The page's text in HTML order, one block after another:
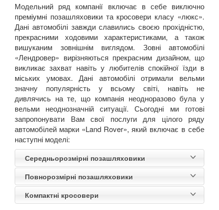
Модельний ряд компанії включає в себе виключно
преміумні позашляховики та кросовери класу «люкс».
Дані автомобілі завжди славились своєю прохідністю,
прекрасними ходовими характеристиками, а також
вишуканим зовнішнім виглядом. Зовні автомобілі
«Лендровер» вирізняються прекрасним дизайном, що
викликає захват навіть у любителів спокійної їзди в
міських умовах. Дані автомобілі отримали вельми
значну популярність у всьому світі, навіть не
дивлячись на те, що компанія неодноразово була у
вельми неоднозначній ситуації.
Сьогодні ми готові
запропонувати Вам свої послуги для цілого ряду
автомобілей марки «Land Rover», який включає в себе
наступні моделі:
Середньорозмірні позашляховики
Повнорозмірні позашляховики
Компактні кросовери